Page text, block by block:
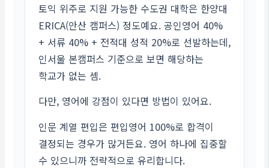
토익 위주로 지원 가능한 수도권 대학은 한양대
ERICA(안산 캠퍼스) 정도예요. 공인영어 40%
+ 서류 40% + 전적대 성적 20%로 선발하는데,
인서울 본캠퍼스 기준으로 보면 해당하는
학교가 없는 셈.
다만, 영어에 강점이 있다면 방법이 있어요.
인문 계열 편입은 편입영어 100%로 합격이
결정되는 경우가 많거든요. 영어 하나에 집중할
수 있으니까 전략적으로 유리합니다.